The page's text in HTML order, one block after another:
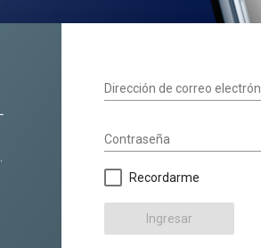
Dirección de correo
Contraseña
Recordarme
Ingresar